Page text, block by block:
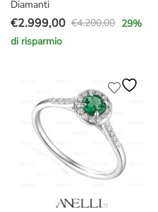
Diamanti
€4.200,00
Il
prezzo
€4.200,00.
€2.999,00
Il
prezzo
€2.999,00.
29%
di risparmio